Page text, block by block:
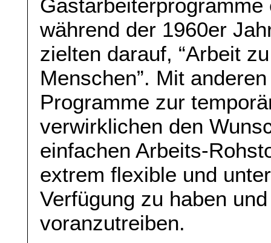
während der 1960er
zielten darauf, “Arbeit
Menschen”. Mit
Programme zur
verwirklichen den
einfachen Arbeits-
extrem flexible und
Verfügung zu haben
voranzutreiben.